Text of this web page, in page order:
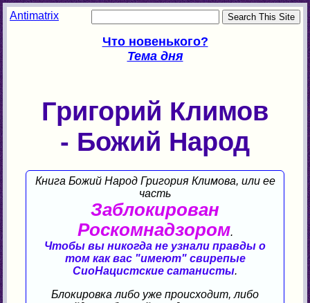
Antimatrix
Что новенького?
Тема дня
Григорий Климов
- Божий Народ
Книга Божий Народ Григория Климова, или ее
часть
Заблокирован
Роскомнадзором.
Чтобы вы никогда не узнали правды о
том как вас "имеют" свирепые
СиоНацистские сатанисты.
Блокировка либо уже происходит, либо